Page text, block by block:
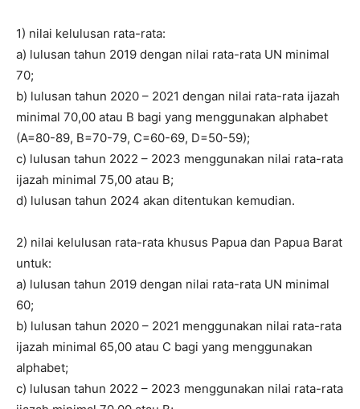
1) nilai kelulusan rata-rata:
a) lulusan tahun 2019 dengan nilai rata-rata UN minimal
70;
b) lulusan tahun 2020 – 2021 dengan nilai rata-rata ijazah
minimal 70,00 atau B bagi yang menggunakan alphabet
(A=80-89, B=70-79, C=60-69, D=50-59);
c) lulusan tahun 2022 – 2023 menggunakan nilai rata-rata
ijazah minimal 75,00 atau B;
d) lulusan tahun 2024 akan ditentukan kemudian.
2) nilai kelulusan rata-rata khusus Papua dan Papua Barat
untuk:
a) lulusan tahun 2019 dengan nilai rata-rata UN minimal
60;
b) lulusan tahun 2020 – 2021 menggunakan nilai rata-rata
ijazah minimal 65,00 atau C bagi yang menggunakan
alphabet;
c) lulusan tahun 2022 – 2023 menggunakan nilai rata-rata